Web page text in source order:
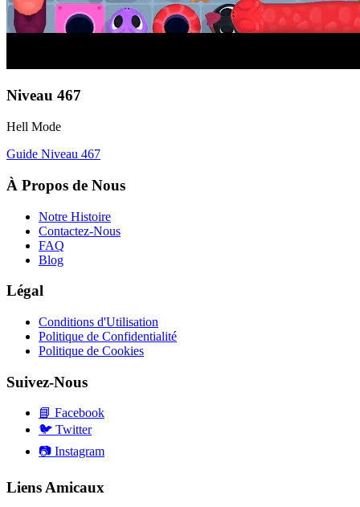
Niveau 467
Hell Mode
Guide Niveau 467
À Propos de Nous
Notre Histoire
Contactez-Nous
FAQ
Blog
Légal
Conditions d'Utilisation
Politique de Confidentialité
Politique de Cookies
Suivez-Nous
📘 Facebook
🐦 Twitter
📷 Instagram
Liens Amicaux